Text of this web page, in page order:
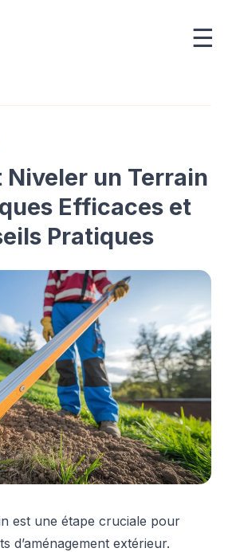
☰
Niveler un Terrain
Efficaces et
Pratiques
est une étape cruciale pour
d’aménagement extérieur.